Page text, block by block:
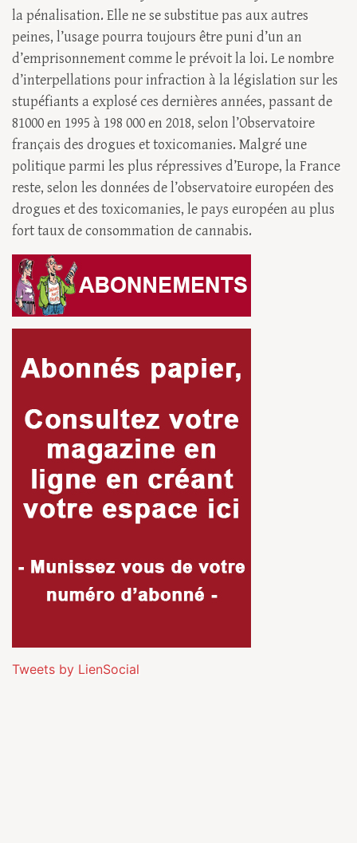
la pénalisation. Elle ne se substitue pas aux autres
peines, l’usage pourra toujours être puni d’un an
d’emprisonnement comme le prévoit la loi. Le nombre
d’interpellations pour infraction à la législation sur les
stupéfiants a explosé ces dernières années, passant de
81000 en 1995 à 198 000 en 2018, selon l’Observatoire
français des drogues et toxicomanies. Malgré une
politique parmi les plus répressives d’Europe, la France
reste, selon les données de l’observatoire européen des
drogues et des toxicomanies, le pays européen au plus
fort taux de consommation de cannabis.
Tweets by LienSocial